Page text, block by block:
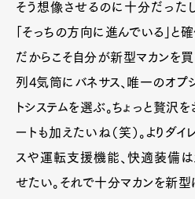
そう想像させるのに十分だった
「そっちの方向に進んでいる」と
だからこそ自分が新型マカンを買
列4気筒にバネサス、唯一のオプ
トシステムを選ぶ。ちょっと贅沢
ートも加えたいね（笑）。よりダ
スや運転支援機能、快適装備は
せたい。それで十分マカンを新型